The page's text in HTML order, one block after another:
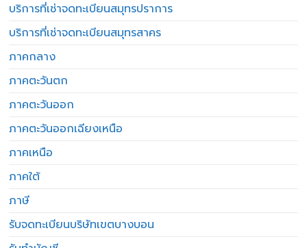
บริการที่เช่าจดทะเบียนสมุทรปราการ
บริการที่เช่าจดทะเบียนสมุทรสาคร
ภาคกลาง
ภาคตะวันตก
ภาคตะวันออก
ภาคตะวันออกเฉียงเหนือ
ภาคเหนือ
ภาคใต้
ภาษี
รับจดทะเบียนบริษัทเขตบางบอน